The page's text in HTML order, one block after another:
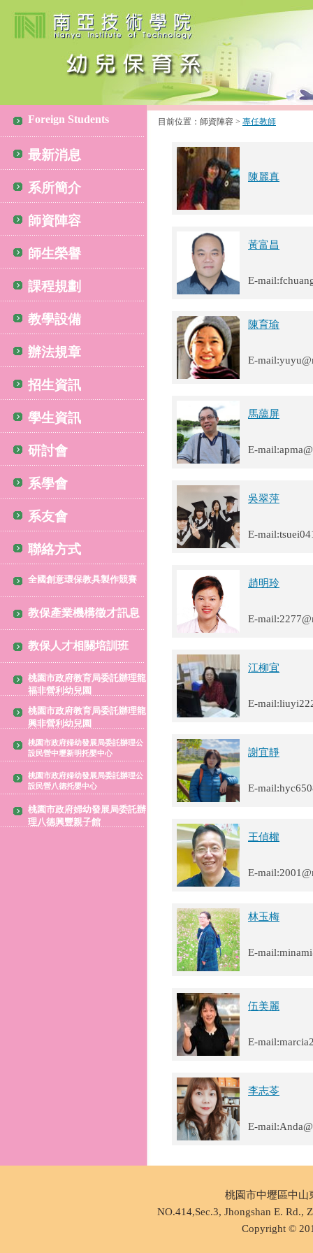
Foreign Students
最新消息
系所簡介
師資陣容
師生榮譽
課程規劃
教學設備
辦法規章
招生資訊
學生資訊
研討會
系學會
系友會
聯絡方式
全國創意環保教具製作競賽
教保產業機構徵才訊息
教保人才相關培訓班
桃園市政府教育局委託辦理龍
福非營利幼兒園
桃園市政府教育局委託辦理龍
興非營利幼兒園
桃園市政府婦幼發展局委託辦理公
設民營中壢新明托嬰中心
桃園市政府婦幼發展局委託辦理公
設民營八德托嬰中心
桃園市政府婦幼發展局委託辦
理八德興豐親子館
目前位置：師資陣容 > 專任教師
陳麗真
黃富昌
E-
陳育瑜
E-
馬藹屏
E-
吳翠萍
E-
趙明玲
E-
江柳宜
E-
謝宜靜
E-
王偵權
E-
林玉梅
E-
伍美麗
E-
李志苓
E-
桃園市中壢區中山
NO.414,Sec.3, Jhongshan E. Rd.,
Copyright ©